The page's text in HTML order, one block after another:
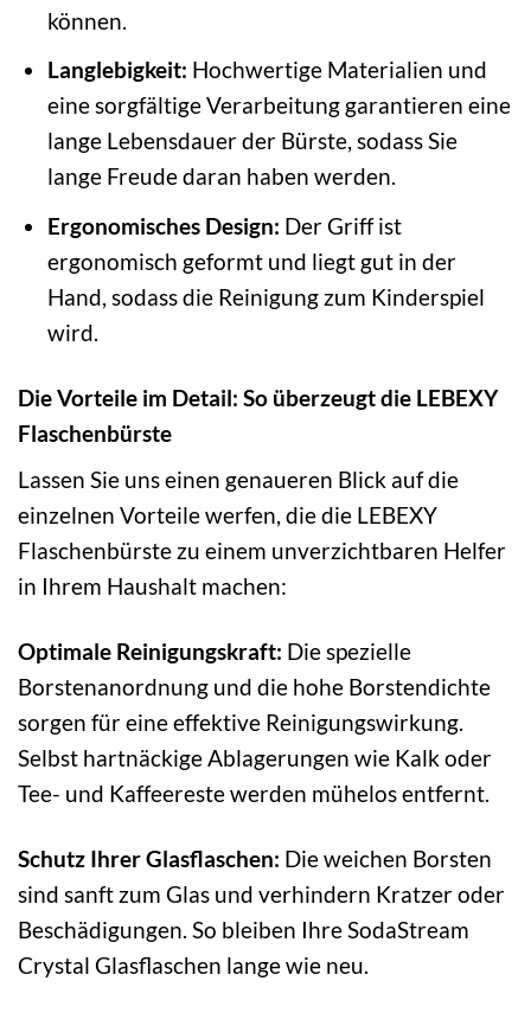
können.
Langlebigkeit: Hochwertige Materialien und
eine sorgfältige Verarbeitung garantieren eine
lange Lebensdauer der Bürste, sodass Sie
lange Freude daran haben werden.
Ergonomisches Design: Der Griff ist
ergonomisch geformt und liegt gut in der
Hand, sodass die Reinigung zum Kinderspiel
wird.
Die Vorteile im Detail: So überzeugt die LEBEXY
Flaschenbürste
Lassen Sie uns einen genaueren Blick auf die
einzelnen Vorteile werfen, die die LEBEXY
Flaschenbürste zu einem unverzichtbaren Helfer
in Ihrem Haushalt machen:
Optimale Reinigungskraft: Die spezielle
Borstenanordnung und die hohe Borstendichte
sorgen für eine effektive Reinigungswirkung.
Selbst hartnäckige Ablagerungen wie Kalk oder
Tee- und Kaffeereste werden mühelos entfernt.
Schutz Ihrer Glasflaschen: Die weichen Borsten
sind sanft zum Glas und verhindern Kratzer oder
Beschädigungen. So bleiben Ihre SodaStream
Crystal Glasflaschen lange wie neu.